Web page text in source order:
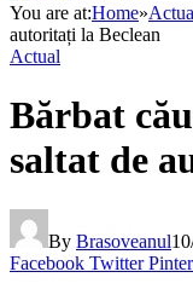
You are at:Home»
autoritați la Beclean
Actual
Bărbat
saltat de
By Brasoveanul
Facebook Twitter